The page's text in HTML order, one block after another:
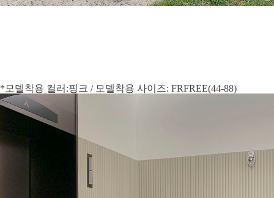
*모델착용 컬러:핑크 / 모델착용 사이즈: FRFREE(44-88)